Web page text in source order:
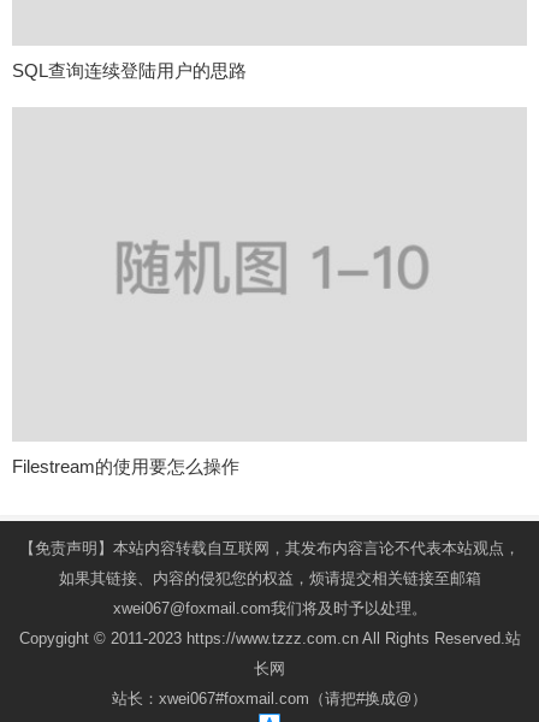
SQL查询连续登陆用户的思路
Filestream的使用要怎么操作
【免责声明】本站内容转载自互联网，其发布内容言论不代表本站观点，
如果其链接、内容的侵犯您的权益，烦请提交相关链接至邮箱
xwei067@foxmail.com我们将及时予以处理。
Copygight © 2011-2023 https://www.tzzz.com.cn All Rights Reserved.站
长网
站长：xwei067#foxmail.com（请把#换成@）